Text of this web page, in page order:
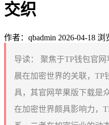
交织
作者：qbadmin 2026-04-18 浏
导读：
聚焦于TP钱包官
晨在加密世界的关联，TP
具，其官网苹果版下载是
在加密世界颇具影响力，